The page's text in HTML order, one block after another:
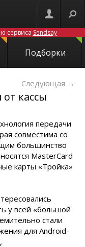
сервиса Sendsay
Подборки
Следующая →
от кассы
передачи
совместима со
большинство
MasterCard
карты «Тройка»
у всей «большой
стали
для Android-